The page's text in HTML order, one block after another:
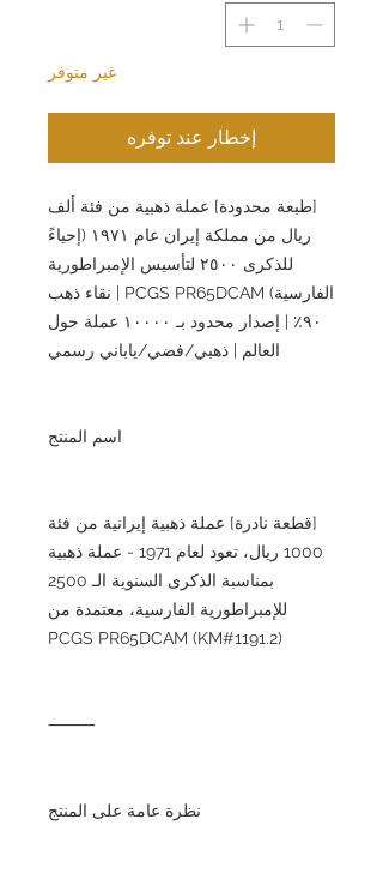
غير متوفر
إخطار عند توفره
[طبعة محدودة] عملة ذهبية من فئة ألف
ريال من مملكة إيران عام ١٩٧١ (إحياءً
للذكرى ٢٥٠٠ لتأسيس الإمبراطورية
الفارسية) PCGS PR65DCAM | نقاء ذهب
٩٠٪ | إصدار محدود بـ ١٠٠٠٠ عملة حول
العالم | ذهبي/فضي/ياباني رسمي
اسم المنتج
[قطعة نادرة] عملة ذهبية إيرانية من فئة
1000 ريال، تعود لعام 1971 - عملة ذهبية
بمناسبة الذكرى السنوية الـ 2500
للإمبراطورية الفارسية، معتمدة من
PCGS PR65DCAM (KM#1191.2)
⸻
نظرة عامة على المنتج